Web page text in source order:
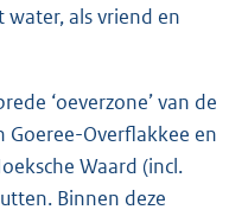
als vriend en
‘oeverzone’ van de
Overflakkee en
Waard (incl.
Binnen deze